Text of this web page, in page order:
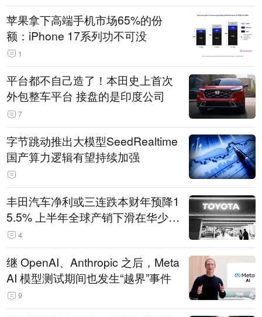
苹果拿下高端手机市场65%的份
额：iPhone 17系列功不可没
1
平台都不自己造了！本田史上首次
外包整车平台 接盘的是印度公司
7
字节跳动推出大模型SeedRealtime
国产算力逻辑有望持续加强
丰田汽车净利或三连跌本财年预降1
5.5% 上半年全球产销下滑在华少卖
14.3万辆
4
继 OpenAI、Anthropic 之后，Meta
AI 模型测试期间也发生“越界”事件
9